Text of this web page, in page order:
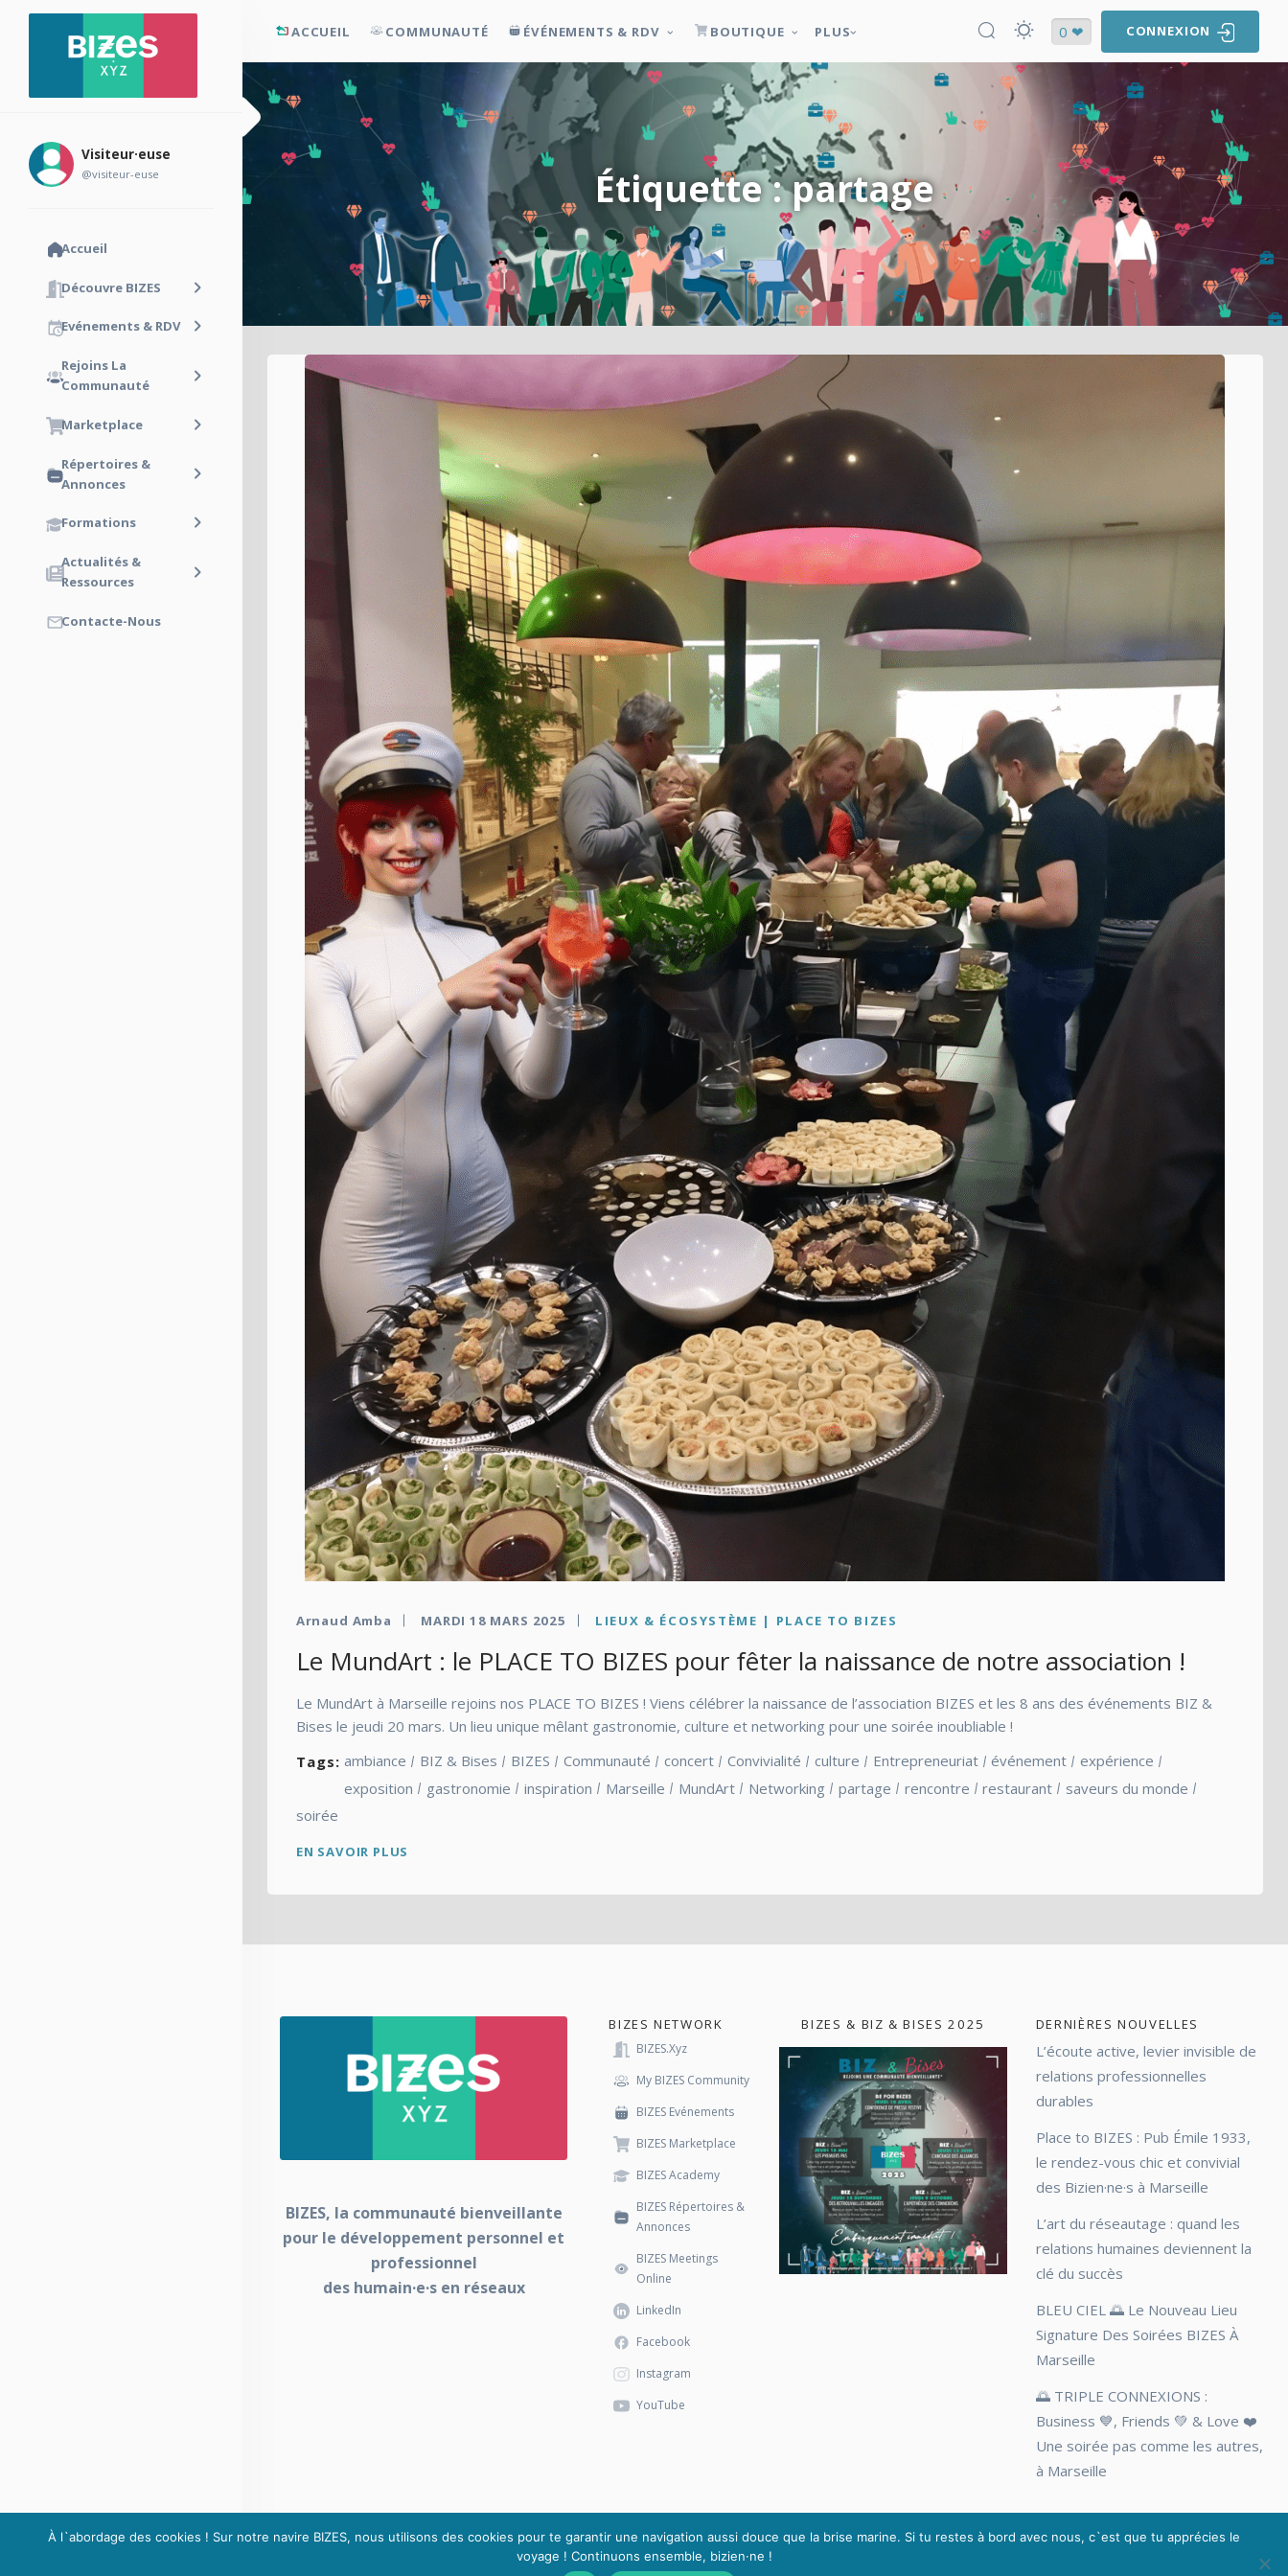
Visiteur·euse
@visiteur-euse
Accueil
Découvre BIZES
Evénements & RDV
Rejoins La
Communauté
Marketplace
Répertoires &
Annonces
Formations
Actualités &
Ressources
Contacte-Nous
ACCUEIL COMMUNAUTÉ ÉVÉNEMENTS & RDV BOUTIQUE PLUS 0 ❤ CONNEXION
Étiquette : partage
Arnaud Amba MARDI 18 MARS 2025 LIEUX & ÉCOSYSTÈME | PLACE TO BIZES
Le MundArt : le PLACE TO BIZES pour fêter la naissance de notre association !
Le MundArt à Marseille rejoins nos PLACE TO BIZES ! Viens célébrer la naissance de l’association BIZES et les 8 ans des événements BIZ &
Bises le jeudi 20 mars. Un lieu unique mêlant gastronomie, culture et networking pour une soirée inoubliable !
Tags: ambiance BIZ & Bises BIZES Communauté concert Convivialité culture Entrepreneuriat événement
expérience
exposition
gastronomie inspiration Marseille MundArt Networking partage rencontre restaurant
saveurs du monde
soirée
EN SAVOIR PLUS
BIZES, la communauté bienveillante
pour le développement personnel et
professionnel
des humain·e·s en réseaux
BIZES NETWORK
BIZES.xyz
My BIZES Community
BIZES Evénements
BIZES Marketplace
BIZES Academy
BIZES Répertoires &
Annonces
BIZES Meetings
Online
LinkedIn
Facebook
Instagram
YouTube
BIZES & BIZ & BISES 2025 DERNIÈRES NOUVELLES
L’écoute active, levier invisible de
relations professionnelles
durables
Place to BIZES : Pub Émile 1933,
le rendez-vous chic et convivial
des Bizien·ne·s à Marseille
L’art du réseautage : quand les
relations humaines deviennent la
clé du succès
BLEU CIEL 🌅 Le Nouveau Lieu
Signature Des Soirées BIZES À
Marseille
🌅 TRIPLE CONNEXIONS :
Business 💙, Friends 💚 & Love ❤️
Une soirée pas comme les autres,
à Marseille
À l`abordage des cookies ! Sur notre navire BIZES, nous utilisons des cookies pour te garantir une navigation aussi douce que la brise marine. Si tu restes à bord avec nous, c`est que tu apprécies le
voyage ! Continuons ensemble, bizien·ne !